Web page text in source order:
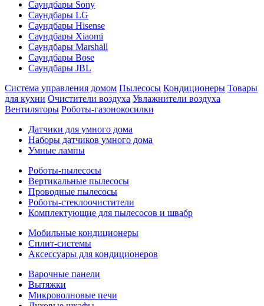
Саундбары Sony
Саундбары LG
Саундбары Hisense
Саундбары Xiaomi
Саундбары Marshall
Саундбары Bose
Саундбары JBL
Система управления домом Пылесосы Кондиционеры Товары
для кухни Очистители воздуха Увлажнители воздуха
Вентиляторы Роботы-газонокосилки
Датчики для умного дома
Наборы датчиков умного дома
Умные лампы
Роботы-пылесосы
Вертикальные пылесосы
Проводные пылесосы
Роботы-стеклоочистители
Комплектующие для пылесосов и швабр
Мобильные кондиционеры
Сплит-системы
Аксессуары для кондиционеров
Варочные панели
Вытяжки
Микроволновые печи